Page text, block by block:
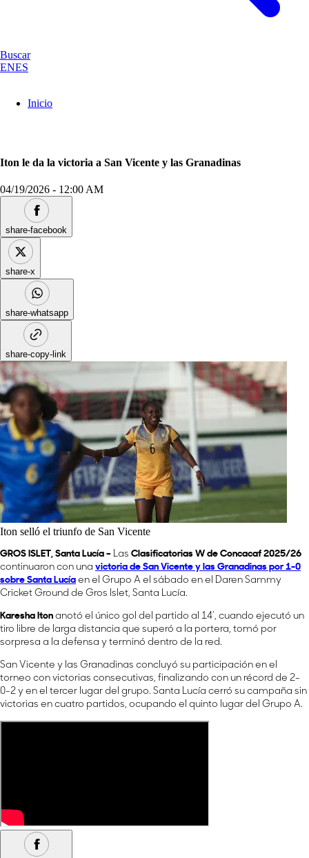
Buscar
ENES
Inicio
Iton le da la victoria a San Vicente y las Granadinas
04/19/2026 - 12:00 AM
share-facebook
share-x
share-whatsapp
share-copy-link
Iton selló el triunfo de San Vicente
GROS ISLET, Santa Lucía – Las Clasificatorias W de Concacaf 2025/26
continuaron con una victoria de San Vicente y las Granadinas por 1-0
sobre Santa Lucía en el Grupo A el sábado en el Daren Sammy
Cricket Ground de Gros Islet, Santa Lucía.
Karesha Iton anotó el único gol del partido al 14’, cuando ejecutó un
tiro libre de larga distancia que superó a la portera, tomó por
sorpresa a la defensa y terminó dentro de la red.
San Vicente y las Granadinas concluyó su participación en el
torneo con victorias consecutivas, finalizando con un récord de 2-
0-2 y en el tercer lugar del grupo. Santa Lucía cerró su campaña sin
victorias en cuatro partidos, ocupando el quinto lugar del Grupo A.